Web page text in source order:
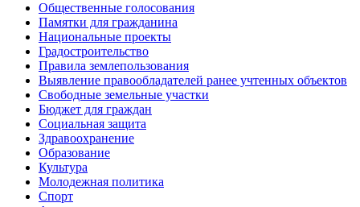
Общественные голосования
Памятки для гражданина
Национальные проекты
Градостроительство
Правила землепользования
Выявление правообладателей ранее учтенных объектов
Свободные земельные участки
Бюджет для граждан
Социальная защита
Здравоохранение
Образование
Культура
Молодежная политика
Спорт